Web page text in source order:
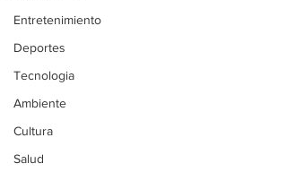
Entretenimiento
Deportes
Tecnologia
Ambiente
Cultura
Salud